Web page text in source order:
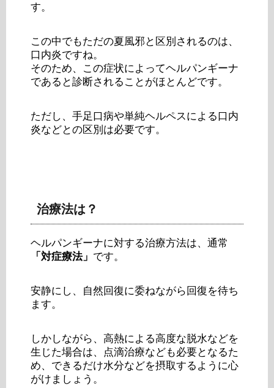
す。
この中でもただの夏風邪と区別されるのは、
口内炎ですね。
そのため、この症状によってヘルパンギーナ
であると診断されることがほとんどです。
ただし、手足口病や単純ヘルペスによる口内
炎などとの区別は必要です。
治療法は？
ヘルパンギーナに対する治療方法は、通常
「対症療法」 です。
安静にし、自然回復に委ねながら回復を待ち
ます。
しかしながら、高熱による高度な脱水などを
生じた場合は、点滴治療なども必要となるた
め、できるだけ水分などを摂取するように心
がけましょう。